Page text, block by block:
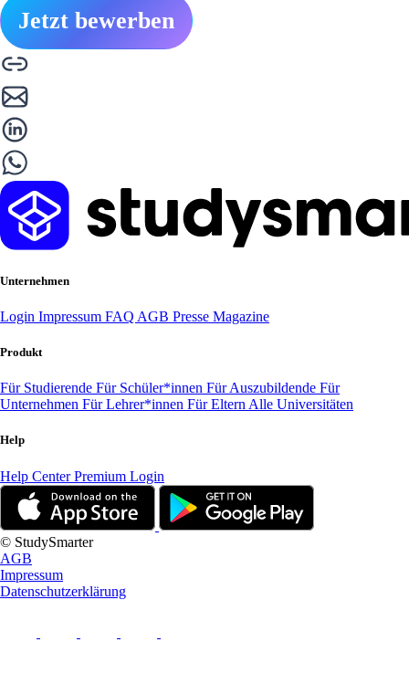
Jetzt bewerben
Unternehmen
Login Impressum FAQ AGB Presse Magazine
Produkt
Für Studierende Für Schüler*innen Für Auszubildende Für
Unternehmen Für Lehrer*innen Für Eltern Alle Universitäten
Help
Help CenterPremium Login
© StudySmarter
AGB
Impressum
Datenschutzerklärung